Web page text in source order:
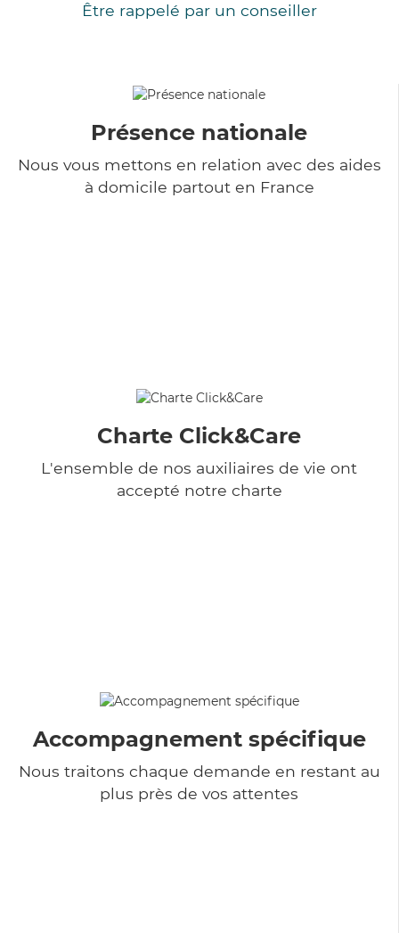
Être rappelé par un conseiller
Présence nationale
Nous vous mettons en relation avec des aides
à domicile partout en France
Charte Click&Care
L'ensemble de nos auxiliaires de vie ont
accepté notre charte
Accompagnement spécifique
Nous traitons chaque demande en restant au
plus près de vos attentes